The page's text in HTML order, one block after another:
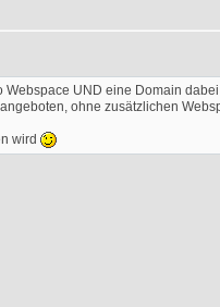
UND eine Domain
ohne zusätzlichen
wird